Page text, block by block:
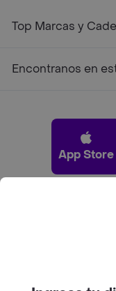
Top Marcas y
Encontranos en
App Store
Pide tu comida